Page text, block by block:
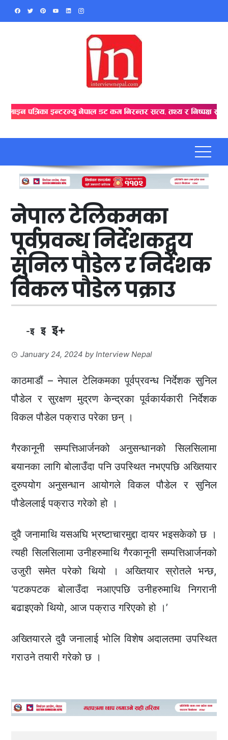
Skip
नेपाल टेलिकमका
पूर्वप्रवन्ध निर्देशकद्वय
सुनिल पौडेल र निर्देशक
विकल पौडेल पक्राउ
-इ इ इ+
January 24, 2024 byInterview Nepal
काठमाडौं – नेपाल टेलिकमका पूर्वप्रवन्ध निर्देशक सुनिल
पौडेल र सुरक्षण मुद्रण केन्द्रका पूर्वकार्यकारी निर्देशक
विकल पौडेल पक्राउ परेका छन् ।
गैरकानूनी सम्पत्तिआर्जनको अनुसन्धानको सिलसिलामा
बयानका लागि बोलाउँदा पनि उपस्थित नभएपछि अख्तियार
दुरुपयोग अनुसन्धान आयोगले विकल पौडेल र सुनिल
पौडेललाई पक्राउ गरेको हो ।
दुवै जनामाथि यसअघि भ्रष्टाचारमुद्दा दायर भइसकेको छ ।
त्यही सिलसिलामा उनीहरुमाथि गैरकानूनी सम्पत्तिआर्जनको
उजुरी समेत परेको थियो । अख्तियार स्रोतले भन्छ,
‘पटकपटक बोलाउँदा नआएपछि उनीहरुमाथि निगरानी
बढाइएको थियो, आज पक्राउ गरिएको हो ।’
अख्तियारले दुवै जनालाई भोलि विशेष अदालतमा उपस्थित
गराउने तयारी गरेको छ ।